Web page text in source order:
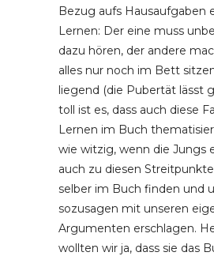
Bezug aufs Hausaufgaben
Lernen: Der eine muss
dazu hören, der andere
alles nur noch im Bett
liegend (die Pubertät lässt
toll ist es, dass auch diese
Lernen im Buch
wie witzig, wenn die Jungs
auch zu diesen
selber im Buch finden und
sozusagen mit unseren
Argumenten erschlagen.
wollten wir ja, dass sie das